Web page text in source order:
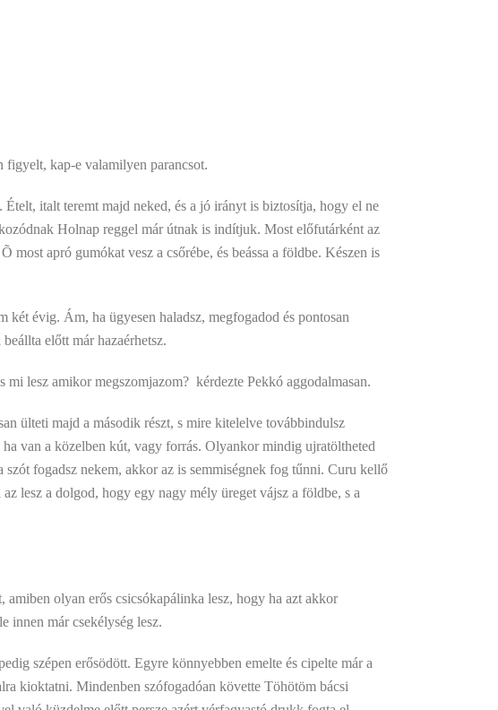
figyelt, kap-e valamilyen parancsot.
italt teremt majd neked, és a jó irányt is biztosítja, hogy el ne
Holnap reggel már útnak is indítjuk. Most előfutárként az
most apró gumókat vesz a csőrébe, és beássa a földbe. Készen is
évig. Ám, ha ügyesen haladsz, megfogadod és pontosan
előtt már hazaérhetsz.
lesz amikor megszomjazom?  kérdezte Pekkó aggodalmasan.
ülteti majd a második részt, s mire kitelelve továbbindulsz
van a közelben kút, vagy forrás. Olyankor mindig ujratöltheted
fogadsz nekem, akkor az is semmiségnek fog tűnni. Curu kellő
lesz a dolgod, hogy egy nagy mély üreget vájsz a földbe, s a
olyan erős csicsókapálinka lesz, hogy ha azt akkor
innen már csekélység lesz.
szépen erősödött. Egyre könnyebben emelte és cipelte már a
kioktatni. Mindenben szófogadóan követte Töhötöm bácsi